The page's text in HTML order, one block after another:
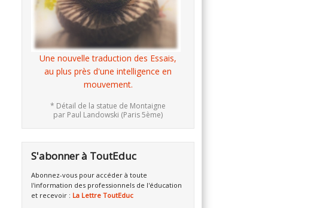
Une nouvelle traduction des Essais,
au plus près d'une intelligence en
mouvement.
* Détail de la statue de Montaigne
par Paul Landowski (Paris 5ème)
S'abonner à ToutEduc
Abonnez-vous pour accéder à toute
l'information des professionnels de l'éducation
et recevoir : La Lettre ToutEduc